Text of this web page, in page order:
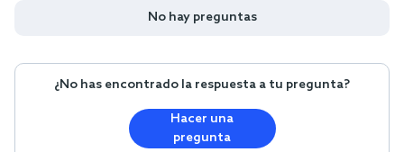
No hay preguntas
¿No has encontrado la respuesta a tu pregunta?
Hacer una
pregunta